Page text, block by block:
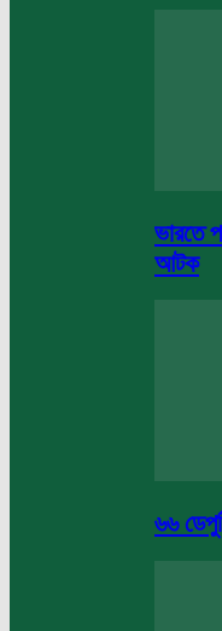
ভারতে
আটক
৬৬